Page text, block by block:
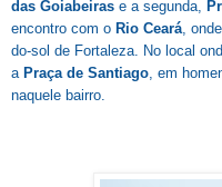
das Goiabeiras e a segunda,
encontro com o Rio Ceará ,
do-sol de Fortaleza. No local
a Praça de Santiago , em
naquele bairro.